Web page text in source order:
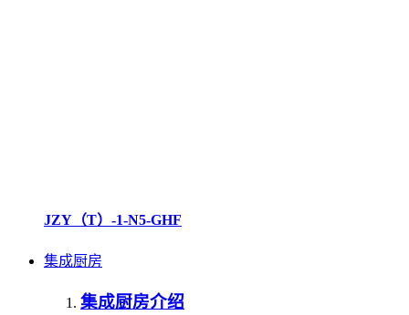
JZY（T）-1-N5-GHF
集成厨房
集成厨房介绍